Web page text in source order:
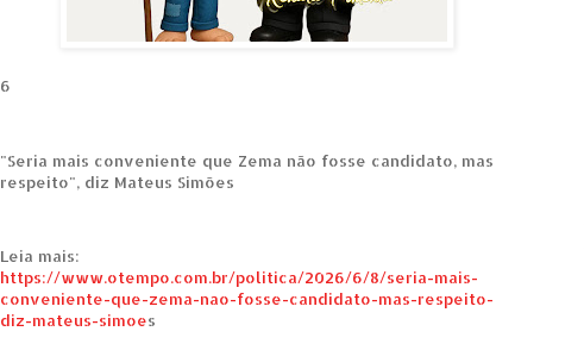
6
"Seria mais conveniente que Zema não fosse candidato, mas
respeito", diz Mateus Simões
Leia mais:
https://www.otempo.com.br/politica/2026/6/8/seria-mais-
conveniente-que-zema-nao-fosse-candidato-mas-respeito-
diz-mateus-simoes